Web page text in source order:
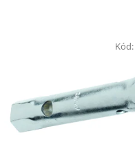
Kód: